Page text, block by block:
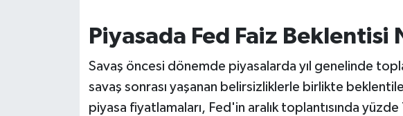
Piyasada Fed Faiz Beklentisi
Savaş öncesi dönemde piyasalarda yıl genelinde
savaş sonrası yaşanan belirsizliklerle birlikte
piyasa fiyatlamaları, Fed'in aralık toplantısında